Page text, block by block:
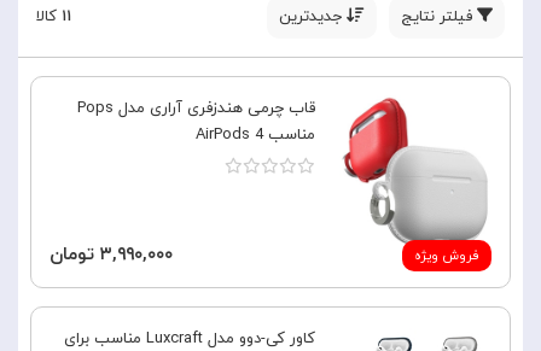
فیلتر نتایج جدیدترین ۱۱ کالا
فروش ویژه
قاب چرمی هندزفری آراری مدل Pops
مناسب AirPods 4
۳,۹۹۰,۰۰۰ تومان
کاور کی-دوو مدل Luxcraft مناسب برای